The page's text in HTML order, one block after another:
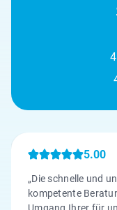
5.00
„Die schnelle und
kompetente